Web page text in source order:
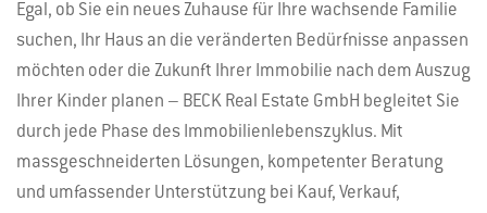
Egal, ob Sie ein neues Zuhause für Ihre wachsende Familie
suchen, Ihr Haus an die veränderten Bedürfnisse anpassen
möchten oder die Zukunft Ihrer Immobilie nach dem Auszug
Ihrer Kinder planen – BECK Real Estate GmbH begleitet Sie
durch jede Phase des Immobilienlebenszyklus. Mit
massgeschneiderten Lösungen, kompetenter Beratung
und umfassender Unterstützung bei Kauf, Verkauf,